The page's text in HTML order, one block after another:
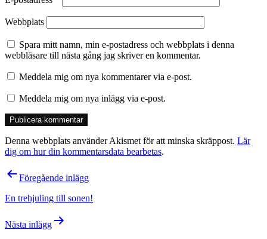
Webbplats
Spara mitt namn, min e-postadress och webbplats i denna
webbläsare till nästa gång jag skriver en kommentar.
Meddela mig om nya kommentarer via e-post.
Meddela mig om nya inlägg via e-post.
Denna webbplats använder Akismet för att minska skräppost. Lär
dig om hur din kommentarsdata bearbetas.
Inläggsnavigering
Föregående inlägg
En trehjuling till sonen!
Nästa inlägg